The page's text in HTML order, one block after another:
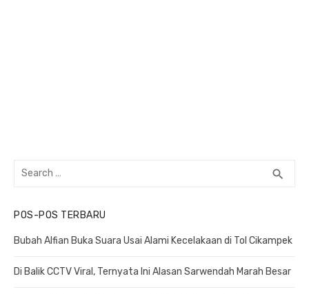
Search
search
POS-POS TERBARU
Bubah Alfian Buka Suara Usai Alami Kecelakaan di Tol Cikampek
Di Balik CCTV Viral, Ternyata Ini Alasan Sarwendah Marah Besar